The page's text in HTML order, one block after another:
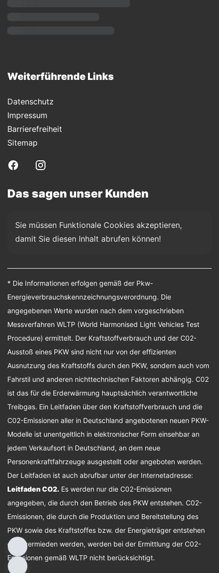
Weiterführende Links
Datenschutz
Impressum
Barrierefreiheit
Sitemap
Das sagen unser Kunden
Sie müssen Funktionale Cookies akzeptieren,
damit Sie diesen Inhalt abrufen können!
* Die Informationen erfolgen gemäß der Pkw-
Energieverbrauchskennzeichnungsverordnung. Die
angegebenen Werte wurden nach dem vorgeschrieben
Messverfahren WLTP (World Harmonised Light Vehicles Test
Procedure) ermittelt. Der Kraftstoffverbrauch und der C02-
Ausstoß eines PKW sind nicht nur von der effizienten
Ausnutzung des Kraftstoffs durch den PKW, sondern auch vom
Fahrstil und anderen nichttechnischen Faktoren abhängig. C02
ist das für die Erderwärmung hauptsächlich verantwortliche
Treibgas. Ein Leitfaden über den Kraftstoffverbrauch und die
C02-Emissionen aller in Deutschland angebotenen neuen PKW-
Modelle ist unentgeltlich in elektronischer Form einsehbar an
jedem Verkaufsort in Deutschland, an dem neue
Personenkraftfahrzeuge ausgestellt oder angeboten werden.
Der Leitfaden ist auch abrufbar unter der Internetadresse:
Leitfaden CO2. Es werden nur die C02-Emissionen
angegeben, die durch den Betrieb des PKW entstehen. C02-
Emissionen, die durch die Produktion und Bereitstellung des
PKW sowie des Kraftstoffes bzw. der Energieträger entstehen
oder vermieden werden, werden bei der Ermittlung der C02-
Emissionen gemäß WLTP nicht berücksichtigt.